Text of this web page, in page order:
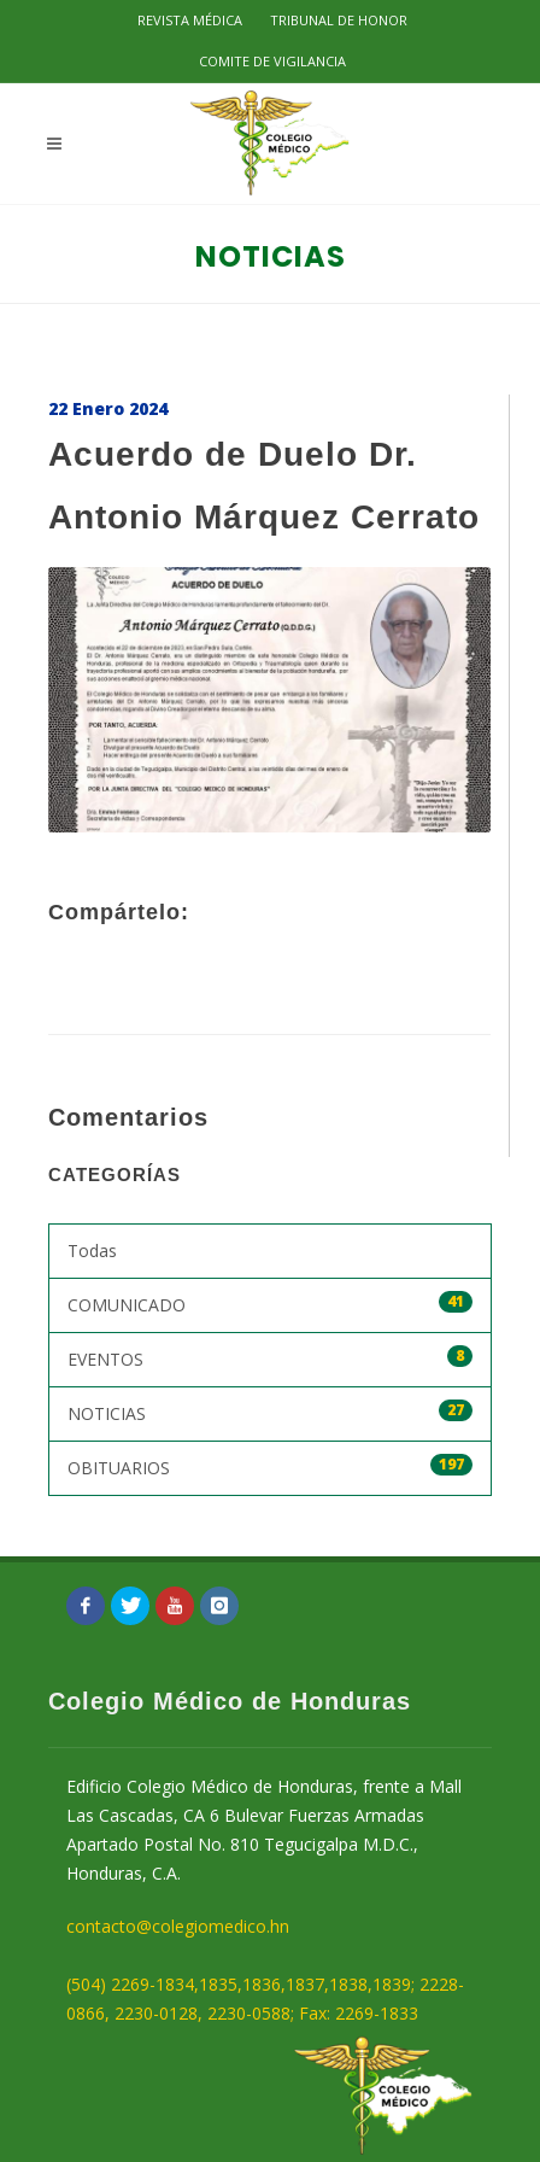
REVISTA MÉDICA TRIBUNAL DE HONOR
COMITE DE VIGILANCIA
NOTICIAS
22 Enero 2024
Acuerdo de Duelo Dr.
Antonio Márquez Cerrato
Compártelo:
Comentarios
CATEGORÍAS
Todas
41
COMUNICADO
8
EVENTOS
27
NOTICIAS
197
OBITUARIOS
Colegio Médico de Honduras
Edificio Colegio Médico de Honduras, frente a Mall
Las Cascadas, CA 6 Bulevar Fuerzas Armadas
Apartado Postal No. 810 Tegucigalpa M.D.C.,
Honduras, C.A.
contacto@colegiomedico.hn
(504) 2269-1834,1835,1836,1837,1838,1839; 2228-
0866, 2230-0128, 2230-0588; Fax: 2269-1833